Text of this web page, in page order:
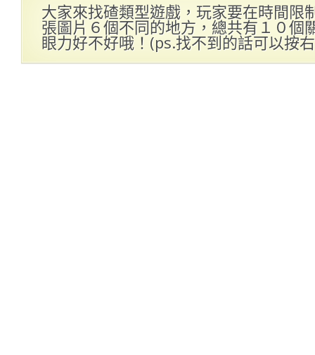
大家來找碴類型遊戲，玩家要在時間限
張圖片６個不同的地方，總共有１０個
眼力好不好哦！(ps.找不到的話可以按